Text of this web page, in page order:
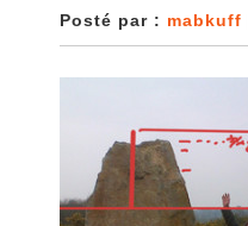
Posté par : mabkuff